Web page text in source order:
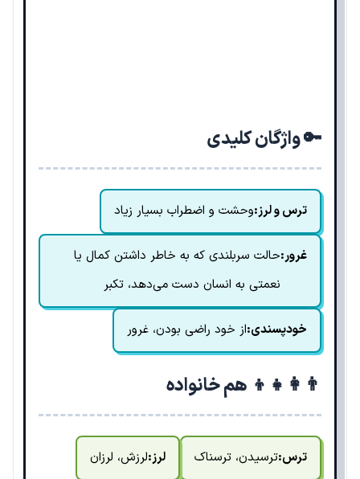
🔑 واژگان کلیدی
ترس و لرز:وحشت و اضطراب بسیار زیاد
غرور:حالت سربلندی که به خاطر داشتن کمال یا
نعمتی به انسان دست می‌دهد، تکبر
خودپسندی:از خود راضی بودن، غرور
👨‍👩‍👧‍👦 هم خانواده
ترس:ترسیدن، ترسناک لرز:لرزش، لرزان